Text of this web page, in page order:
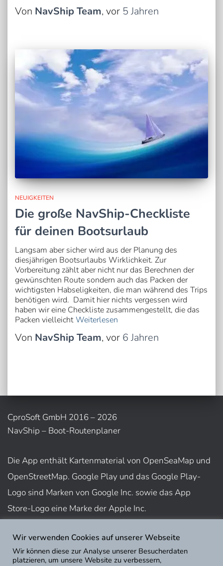
Von NavShip Team, vor 5 Jahren
NEUIGKEITEN
Die große NavShip-Checkliste
für deinen Bootsurlaub
Langsam aber sicher wird aus der Planung des
diesjährigen Bootsurlaubs Wirklichkeit. Zur
Vorbereitung zählt aber nicht nur das Berechnen der
gewünschten Route sondern auch das Packen der
wichtigsten Habseligkeiten, die man während des Trips
benötigen wird. Damit hier nichts vergessen wird
haben wir eine Checkliste zusammengestellt, die das
Packen vielleicht Weiterlesen
Von NavShip Team, vor 6 Jahren
CproSoft GmbH 2016 – 2026
NavShip – Boot-Routenplaner
Die App enthält Kartenmaterial von OpenSeaMap und
OpenStreetMap. Google Play und das Google Play-
Logo sind Marken von Google Inc. sowie das App
Store-Logo eine Marke der Apple Inc.
Nutzungsbedingungen
Impressum
Wir verwenden Cookies auf unserer Webseite
Wir können diese zur Analyse unserer Besucherdaten
platzieren, um unsere Website zu verbessern,